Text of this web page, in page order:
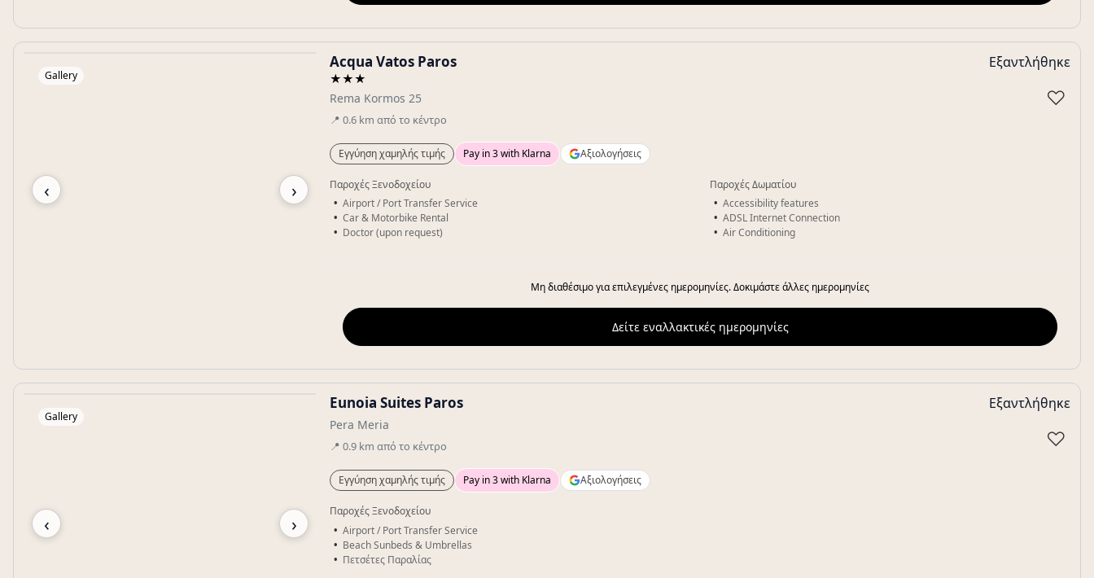
‹ ›
Gallery
Acqua Vatos Paros
★★★
Rema Kormos 25
📍 0.6 km από το κέντρο
Εξαντλήθηκε
♡
Εγγύηση χαμηλής τιμής Pay in 3 with Klarna Αξιολογήσεις
Παροχές Ξενοδοχείου
Airport / Port Transfer Service
Car & Motorbike Rental
Doctor (upon request)
Παροχές Δωματίου
Accessibility features
ADSL Internet Connection
Air Conditioning
Μη διαθέσιμο για επιλεγμένες ημερομηνίες. Δοκιμάστε άλλες ημερομηνίες
Δείτε εναλλακτικές ημερομηνίες
‹ ›
Gallery
Eunoia Suites Paros
Pera Meria
📍 0.9 km από το κέντρο
Εξαντλήθηκε
♡
Εγγύηση χαμηλής τιμής Pay in 3 with Klarna Αξιολογήσεις
Παροχές Ξενοδοχείου
Airport / Port Transfer Service
Beach Sunbeds & Umbrellas
Πετσέτες Παραλίας